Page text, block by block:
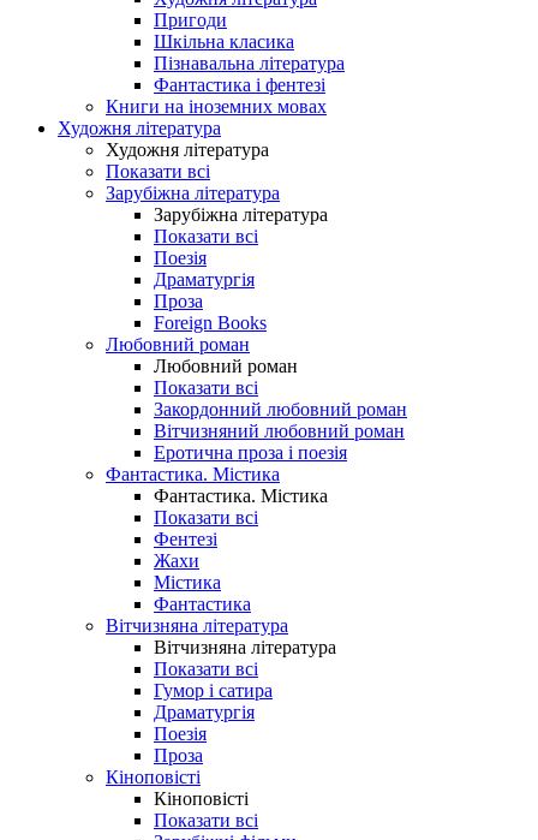
Пригоди
Шкільна класика
Пізнавальна література
Фантастика і фентезі
Книги на іноземних мовах
Художня література
Художня література
Показати всі
Зарубіжна література
Зарубіжна література
Показати всі
Поезія
Драматургія
Проза
Foreign Books
Любовний роман
Любовний роман
Показати всі
Закордонний любовний роман
Вітчизняний любовний роман
Еротична проза і поезія
Фантастика. Містика
Фантастика. Містика
Показати всі
Фентезі
Жахи
Містика
Фантастика
Вітчизняна література
Вітчизняна література
Показати всі
Гумор і сатира
Драматургія
Поезія
Проза
Кіноповісті
Кіноповісті
Показати всі